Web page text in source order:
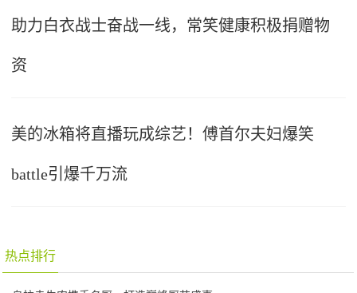
助力白衣战士奋战一线，常笑健康积极捐赠物
资
美的冰箱将直播玩成综艺！傅首尔夫妇爆笑
battle引爆千万流
热点排行